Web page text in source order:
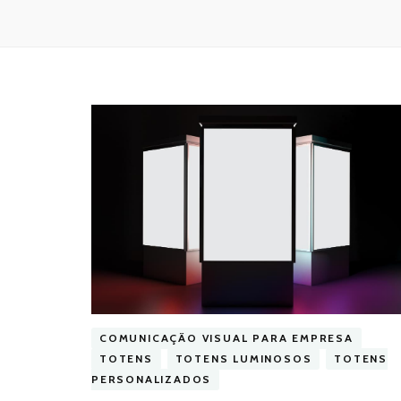
COMUNICAÇÃO VISUAL PARA EMPRESA
TOTENS
TOTENS LUMINOSOS
TOTENS
PERSONALIZADOS